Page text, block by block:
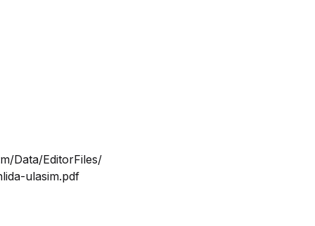
Data/EditorFiles/
ulasim.pdf